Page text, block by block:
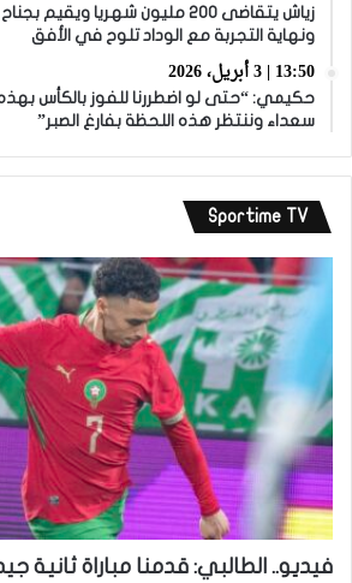
ونهاية التجربة مع الوداد تلوح في الأفق
13:50 | 3 أبريل، 2026
حكيمي: “حتى لو اضطررنا للفوز بالكأس
سعداء وننتظر هذه اللحظة بفارغ الصبر”
Sportime TV
فيديو.. الطالبي: قدمنا مباراة ثانية